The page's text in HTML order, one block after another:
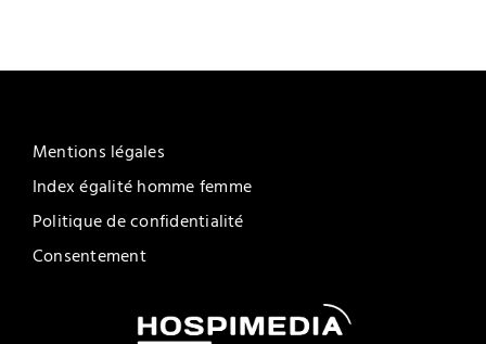
Mentions légales
Index égalité homme femme
Politique de confidentialité
Consentement